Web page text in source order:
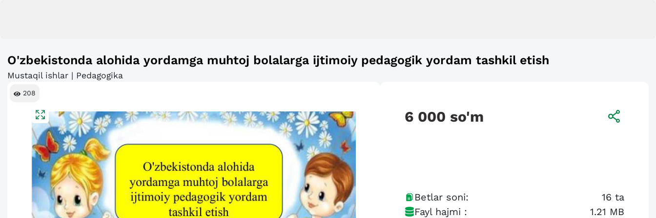
O'zbekistonda alohida yordamga muhtoj bolalarga ijtimoiy pedagogik yordam tashkil etish
Mustaqil ishlar | Pedagogika
208
6 000 so'm
Betlar soni: 16 ta
Fayl hajmi :
1.21 MB